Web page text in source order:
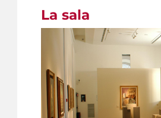
La sala